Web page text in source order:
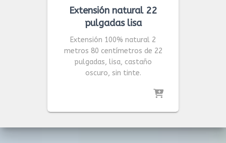
Extensión natural 22
pulgadas lisa
Extensión 100% natural 2
metros 80 centímetros de 22
pulgadas, lisa, castaño
oscuro, sin tinte.